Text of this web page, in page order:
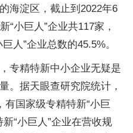
海淀区，截止到2022年6
“小巨人”企业共117家，
人”企业总数的45.5%。
专精特新中小企业无疑是
。据天眼查研究院统计，
国家级专精特新“小巨
“小巨人”企业在营收规